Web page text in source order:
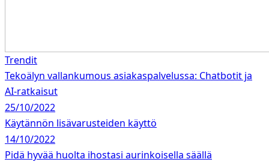
Trendit
Tekoälyn vallankumous asiakaspalvelussa: Chatbotit ja
AI-ratkaisut
25/10/2022
Käytännön lisävarusteiden käyttö
14/10/2022
Pidä hyvää huolta ihostasi aurinkoisella säällä